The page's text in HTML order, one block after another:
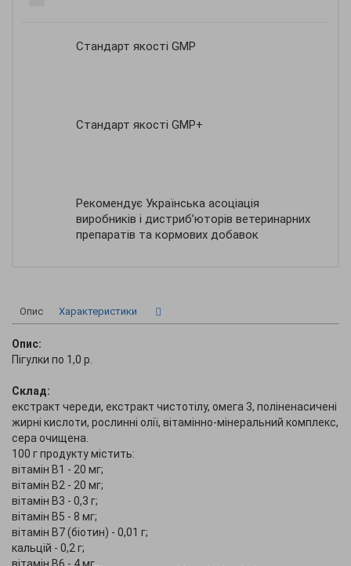
Стандарт якості GMP
Стандарт якості GMP+
Рекомендує Українська асоціація
виробників і дистриб’юторів ветеринарних
препаратів та кормових добавок
Опис Характеристики
Опис:
Пігулки по 1,0 р.
Склад:
екстракт череди, екстракт чистотілу, омега 3, поліненасичені
жирні кислоти, рослинні олії, вітамінно-мінеральний комплекс,
сера очищена.
100 г продукту містить:
вітамін В1 - 20 мг;
вітамін В2 - 20 мг;
вітамін В3 - 0,3 г;
вітамін В5 - 8 мг;
вітамін В7 (біотин) - 0,01 г;
кальцій - 0,2 г;